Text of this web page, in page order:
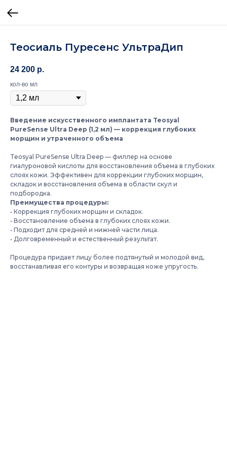
Теосиаль Пуресенс УльтраДип
24 200 р.
кол-во мл
Введение искусственного имплантата Teosyal
PureSense Ultra Deep (1,2 мл) — коррекция глубоких
морщин и утраченного объема
Teosyal PureSense Ultra Deep — филлер на основе
гиалуроновой кислоты для восстановления объема в глубоких
слоях кожи. Эффективен для коррекции глубоких морщин,
складок и восстановления объема в области скул и
подбородка.
Преимущества процедуры:
• Коррекция глубоких морщин и складок.
• Восстановление объема в глубоких слоях кожи.
• Подходит для средней и нижней части лица.
• Долговременный и естественный результат.
Процедура придает лицу более подтянутый и молодой вид,
восстанавливая его контуры и возвращая коже упругость.